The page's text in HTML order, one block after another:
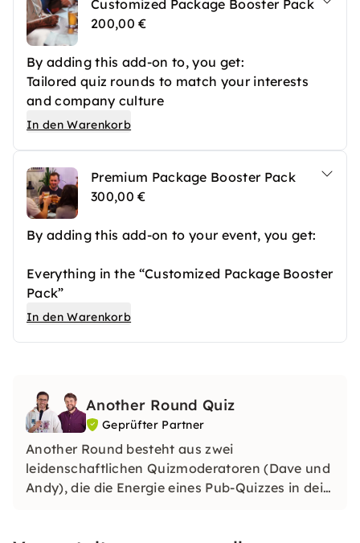
Customized Package Booster Pack
200,00 €
By adding this add-on to, you get:
Tailored quiz rounds to match your interests
and company culture
Customized questions matching the
Total of 3-4 hours of entertainment
In den Warenkorb
Premium Package Booster Pack
300,00 €
By adding this add-on to your event, you get:
Everything in the “Customized Package Booster
Pack”
4+ hours of entertainment (if required)
Extra prizes
In den Warenkorb
Another Round Quiz
Geprüfter Partner
Another Round besteht aus zwei
leidenschaftlichen Quizmoderatoren (Dave und
Andy), die die Energie eines Pub-Quizzes in dein